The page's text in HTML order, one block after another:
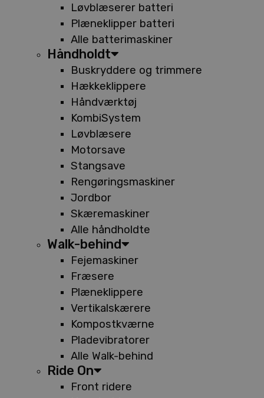
Løvblæserer batteri
Plæneklipper batteri
Alle batterimaskiner
Håndholdt
Buskryddere og trimmere
Hækkeklippere
Håndværktøj
KombiSystem
Løvblæsere
Motorsave
Stangsave
Rengøringsmaskiner
Jordbor
Skæremaskiner
Alle håndholdte
Walk-behind
Fejemaskiner
Fræsere
Plæneklippere
Vertikalskærere
Kompostkværne
Pladevibratorer
Alle Walk-behind
Ride On
Front ridere